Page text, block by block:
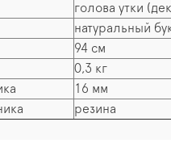
голова утки
натуральный
94 см
0,3 кг
16 мм
резина